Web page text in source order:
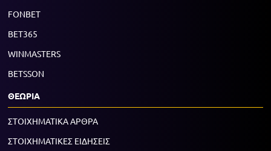
FONBET
BET365
WINMASTERS
BETSSON
ΘΕΩΡΙΑ
ΣΤΟΙΧΗΜΑΤΙΚΑ ΑΡΘΡΑ
ΣΤΟΙΧΗΜΑΤΙΚΕΣ ΕΙΔΗΣΕΙΣ